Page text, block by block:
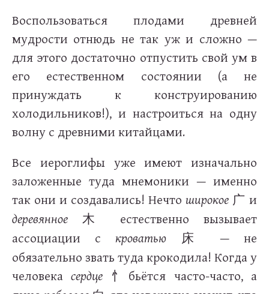
Воспользоваться плодами древней
мудрости отнюдь не так уж и сложно —
для этого достаточно отпустить свой ум в
его естественном состоянии (а не
принуждать к конструированию
холодильников!), и настроиться на одну
волну с древними китайцами.
Все иероглифы уже имеют изначально
заложенные туда мнемоники — именно
так они и создавались! Нечто широкое 广 и
деревянное
木
естественно вызывает
ассоциации скроватью 床
— не
обязательно звать туда крокодила! Когда у
человекасердце 忄 бьётся часто-часто, а